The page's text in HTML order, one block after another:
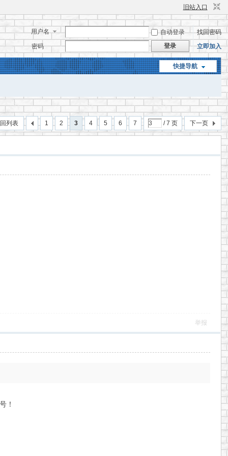
旧站入口
用户名 自动登录
找回密码
密码
登录 立即加入
快捷导航
1 2 3 4 5 6 7 / 7 页 下一页
列表
举报
！